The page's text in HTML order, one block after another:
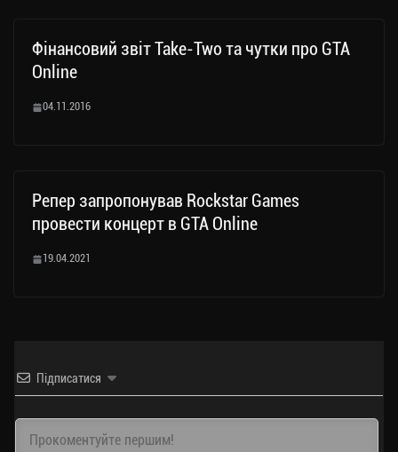
Фінансовий звіт Take-Two та чутки про GTA
Online
04.11.2016
Репер запропонував Rockstar Games
провести концерт в GTA Online
19.04.2021
Підписатися